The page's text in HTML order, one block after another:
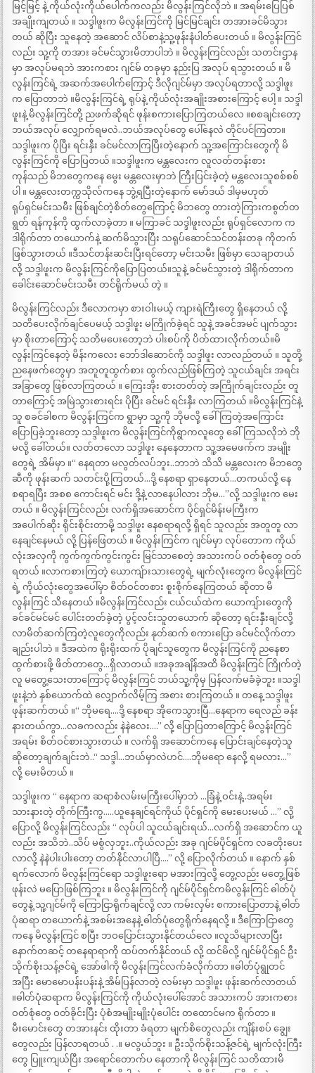
မြင့်မြင့် နဲ့ ကိုယ်လုံးကိုယ်ပေါက်ကလည်း မိလွန်းကြင်လိုဘဲ ။ အရမ်းပြေပြစ်
အချိုးကျတယ် ။ သဒ္ဒါဖူးက မိလွန်းကြင်ကို မြင်မြင်ချင်း တအားခင်မိသွား
တယ် ဆိုပြီး သူနေတဲ့ အဆောင် လိပ်စာနဲ့သူ့ဖုန်းနံပါတ်ပေးတယ် ။ မိလွန်းကြင်
လည်း သူ့ကို တအား ခင်မင်သွားမိတာပါဘဲ ။ မိလွန်းကြင်လည်း သတင်းဌာန
မှာ အလုပ်မရဘဲ အားကစား ဂျင်မ် တခုမှာ နည်းပြ အလုပ် ရသွားတယ် ။ မိ
လွန်းကြင်ရဲ့ အဆက်အပေါက်ကြောင့် ဒီလိုဂျင်မ်မှာ အလုပ်ရတာလို့ သဒ္ဒါဖူး
က ပြောတာဘဲ ။မိလွန်းကြင်ရဲ့ ရုပ်နဲ့ ကိုယ်လုံးအချိုးအစားကြောင့် ပေါ့ ။ သဒ္ဒါ
ဖူးနဲ့ မိလွန်းကြင်တို့ ညဖက်ဆိုရင် ဖုန်းစကားပြောကြတယ်လေ ။စစချင်းတော့
ဘယ်အလုပ် လျှောက်ရမလဲ..ဘယ်အလုပ်တွေ ပေါ်နေလဲ တိုင်ပင်ကြတာ။
သဒ္ဒါဖူးက ပိုပြီး ရင်းနှီး ခင်မင်လာကြပြီးတဲ့နောက် သူ့အကြောင်းတွေကို မိ
လွန်းကြင်ကို ပြောပြတယ် ။သဒ္ဒါဖူးက မန္တလေးက လူလတ်တန်းစား
ကုန်သည် မိဘတွေကနေ မွေး မန္တလေးမှာဘဲ ကြီးပြင်းခဲ့တဲ့ မန္တလေးသူစစ်စစ်
ပါ ။ မန္တလေးတက္ကသိုလ်ကနေ ဘွဲ့ရပြီးတဲ့နောက် မော်ဒယ် ဒါမှမဟုတ်
ရုပ်ရှင်မင်းသမီး ဖြစ်ချင်တဲ့စိတ်တွေကြောင့် မိဘတွေ တားတဲ့ကြားကစွတ်တ
ရွတ် ရန်ကုန်ကို ထွက်လာခဲ့တာ ။ မကြာခင် သဒ္ဒါဖူးလည်း ရုပ်ရှင်လောက က
ဒါရိုက်တာ တယောက်နဲ့ ဆက်မိသွားပြီး သရုပ်ဆောင်သင်တန်းတခု ကိုတက်
ဖြစ်သွားတယ် ။ဒီသင်တန်းဆင်းပြီးရင်တော့ မင်းသမီး ဖြစ်မှာ သေချာတယ်
လို့ သဒ္ဒါဖူးက မိလွန်းကြင်ကိုပြောပြတယ်။သူနဲ့ ခင်မင်သွားတဲ့ ဒါရိုက်တာက
ခေါင်းဆောင်မင်းသမီး တင်ရိုက်မယ် တဲ့ ။
မိလွန်းကြင်လည်း ဒီလောကမှာ စားဝါးမယ့် ကျားရဲကြီးတွေ ရှိနေတယ် လို့
သတိပေးလိုက်ချင်ပေမယ့် သဒ္ဒါဖူး မကြိုက်ခဲ့ရင် သူနဲ့ အခင်အမင် ပျက်သွား
မှာ စိုးတာကြောင့် သတိမပေးတော့ဘဲ ပါးစပ်ကို ပိတ်ထားလိုက်တယ်။မိ
လွန်းကြင်နေတဲ့ မိန်းကလေး ဘော်ဒါဆောင်ကို သဒ္ဒါဖူး လာလည်တယ် ။ သူတို့
ညနေဖက်တွေမှာ အတူတူထွက်စား ထွက်လည်ဖြစ်ကြတဲ့ သူငယ်ချင်း အရင်း
အခြာတွေ ဖြစ်လာကြတယ် ။ ကြေးအိုး စားတတ်တဲ့ အကြိုက်ချင်းလည်း တူ
တာကြောင့် အမြဲသွားစားရင်း ပိုပြီး ခင်မင် ရင်းနှီး လာကြတယ် ။မိလွန်းကြင်နဲ့
သူ စခင်ခါစက မိလွန်းကြင်က ရွာမှာ သူ့ကို ဘိုမလို့ ခေါ်ကြတဲ့အကြောင်း
ပြောပြခဲ့ဘူးတော့ သဒ္ဒါဖူးက မိလွန်းကြင်ကိုရွာကလူတွေ ခေါ်ကြသလိုဘဲ ဘို
မလို့ ခေါ်တယ်။ လတ်တလော သဒ္ဒါဖူး နေနေတာက သူ့အမေဖက်က အမျိုး
တွေရဲ့ အိမ်မှာ ။“ နေရတာ မလွတ်လပ်ဘူး..ဘာဘဲ သိသိ မန္တလေးက မိဘတွေ
ဆီကို ဖုန်းဆက် သတင်းပို့ကြတယ်…ဒို့ နေစရာ ရှာနေတယ်…တကယ်လို့ နေ
စရာရပြီး အစစ ကောင်းရင် မင်း ဒို့နဲ့ လာနေပါလား ဘိုမ…”လို့ သဒ္ဒါဖူးက မေး
တယ် ။ မိလွန်းကြင်လည်း လက်ရှိအဆောင်က ပိုင်ရှင်မိန်းမကြီးက
အပေါက်ဆိုး ရိုင်းစိုင်းတာမို့ သဒ္ဒါဖူး နေစရာရလို့ ရှိရင် သူလည်း အတူတူ လာ
နေချင်နေမယ် လို့ ပြန်ဖြေတယ် ။ မိလွန်းကြင်က ဂျင်မ်မှာ လုပ်တောက ကိုယ်
လုံးအလှကို ကွက်ကွက်ကွင်းကွင်း မြင်သာစေတဲ့ အသားကပ် ဝတ်စုံတွေ ဝတ်
ရတယ် ။လာကစားကြတဲ့ ယောကျ်ားသားတွေရဲ့ မျက်လုံးတွေက မိလွန်းကြင်
ရဲ့ ကိုယ်လုံးတွေအပေါ်မှာ စိတ်ဝင်တစား စူးစိုက်နေကြတယ် ဆိုတာ မိ
လွန်းကြင် သိနေတယ် ။မိလွန်းကြင်လည်း ငယ်ငယ်ထဲက ယောကျ်ားတွေကို
ခင်ခင်မင်မင် ပေါင်းတတ်ခဲ့တဲ့ ပွင့်လင်းသူတယောက် ဆိုတော့ ရင်းနှီးချင်လို့
လာမိတ်ဆက်ကြတဲ့လူတွေကိုလည်း နုတ်ဆက် စကားပြော ခင်မင်လိုက်တာ
ချည်းပါဘဲ ။ ဒီအထဲက ရိုးရိုးထက် ပိုချင်သူတွေက မိလွန်းကြင်ကို ညနေစာ
ထွက်စားဖို့ ဖိတ်တာတွေ…ရှိလာတယ် ။အခုအချိန်အထိ မိလွန်းကြင် ကြိုက်တဲ့
လူ မတွေ့သေးတာကြောင့် မိလွန်းကြင် ဘယ်သူ့ကိုမှ ပြန်လက်မခံခဲ့ဘူး ။သဒ္ဒါ
ဖူးနဲ့ဘဲ နှစ်ယောက်ထဲ လျှောက်လိမ့်ကြ အစား စားကြတယ် ။ တနေ့ သဒ္ဒါဖူး
ဖုန်းဆက်တယ် ။“ ဘိုမရေ….ဒို့ နေစရာ အိုကေသွားပြီ…နေရာက ရေလည် ခန်း
နားတယ်ကွာ…လခကလည်း နဲနဲလေး….” လို့ ပြောပြတာကြောင့် မိလွန်းကြင်
အရမ်း စိတ်ဝင်စားသွားတယ် ။ လက်ရှိ အဆောင်ကနေ ပြောင်းချင်နေတဲ့သူ
ဆိုတော့ချက်ချင်းဘဲ..“ သဒ္ဒါ…ဘယ်မှာလဲဟင်….ဘိုမရော နေလို့ ရမလား…”
လို့ မေးမိတယ် ။
သဒ္ဒါဖူးက “ နေရာက ဆရာစံလမ်းမကြီးပေါ်မှာဘဲ …ခြံနဲ့ ဝင်းနဲ့..အရမ်း
သားနားတဲ့ တိုက်ကြီးကွ…..ယူနေချင်ရင်ကိုယ် ပိုင်ရှင်ကို မေးပေးမယ် …” လို့
ပြောလို့ မိလွန်းကြင်လည်း “ လုပ်ပါ သူငယ်ချင်းရယ်…လက်ရှိ အဆောင်က ယူ
လည်း အသိဘဲ..သိပ် မစွံလှဘူး..ကိုယ်လည်း အခု ဂျင်မ်ပိုင်ရှင်က လခတိုးပေး
လာလို့ နဲနဲပါးပါးတော့ တတ်နိုင်လာပါပြီ….” လို့ ပြောလိုက်တယ် ။ နောက် နှစ်
ရက်လောက် မိလွန်းကြင်ရော သဒ္ဒါဖူးရော မအားကြလို့ တွေ့လည်း မတွေ့ဖြစ်
ဖုန်းလဲ မပြောဖြစ်ကြဘူး ။ မိလွန်းကြင်ကို ဂျင်မ်ပိုင်ရှင်ကမိလွန်းကြင် ဓါတ်ပုံ
တွေနဲ့ သူ့ဂျင်မ်ကို ကြောငြာရိုက်ချင်လို့ လာ ကမ်းလှမ်း စကားပြောတာနဲ့ ဓါတ်
ပုံဆရာ တယောက်နဲ့ အစမ်းအနေနဲ့ ဓါတ်ပုံတွေရိုက်နေရလို့ ။ ဒီကြောငြာတွေ
ကနေ မိလွန်းကြင် စပြီး ဘဝပြောင်းသွားနိုင်တယ်လေ ။လူသိများလာပြီး
နောက်တဆင့် တနေရာရာကို ထပ်တက်နိုင်တယ် လို့ ထင်မိလို့ ဂျင်မ်ပိုင်ရှင် ဦး
သိုက်စိုးသန့်ဇင်ရဲ့ အော်ဖါကို မိလွန်းကြင်လက်ခံလိုက်တာ ။ဓါတ်ပုံရွုတင်
အပြီး မောမောပန်းပန်းနဲ့ အိမ်ပြန်လာတဲ့ လမ်းမှာ သဒ္ဒါဖူး ဖုန်းဆက်လာတယ်
။ဓါတ်ပုံဆရာက မိလွန်းကြင်ကို ကိုယ်လုံးပေါ်အောင် အသားကပ် အားကစား
ဝတ်စုံတွေ ဝတ်ခိုင်းပြီး ပုံစံအမျိုးမျိုးပုံပေါင်း တထောင်မက ရိုက်တာ ။
မီးမောင်းတွေ တအားနင်း ထိုးတာ ခံရတာ မျက်စိတွေလည်း ကျိန်းစပ် ချွေး
တွေလည်း ပြန်လာရတယ် . .။ မလွယ်ဘူး ။ ဦးသိုက်စိုးသန့်ဇင်ရဲ့ မျက်လုံးကြီး
တွေ ပြူးကျယ်ပြီး အရောင်တောက်ပ နေတာကို မိလွန်းကြင် သတိထားမိ